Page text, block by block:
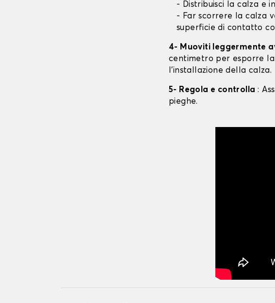
- Distribuisci la calza e
- Far scorrere la calza
superficie di contatto
4- Muoviti leggermente
centimetro per esporre
l'installazione della calza.
5- Regola e controlla :
pieghe.